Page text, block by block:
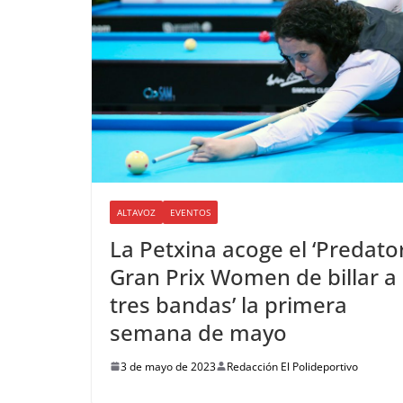
ALTAVOZ EVENTOS
La Petxina acoge el
Gran Prix Women de billar a
tres bandas’ la primera
semana de mayo
3 de mayo de 2023 Redacción El Polideportivo